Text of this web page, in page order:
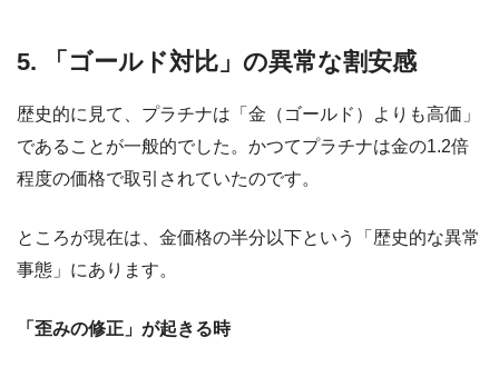
5. 「ゴールド対比」の異常な割安感
歴史的に見て、プラチナは「金（ゴールド）よりも高価」
であることが一般的でした。かつてプラチナは金の1.2倍
程度の価格で取引されていたのです。
ところが現在は、金価格の半分以下という「歴史的な異常
事態」にあります。
「歪みの修正」が起きる時